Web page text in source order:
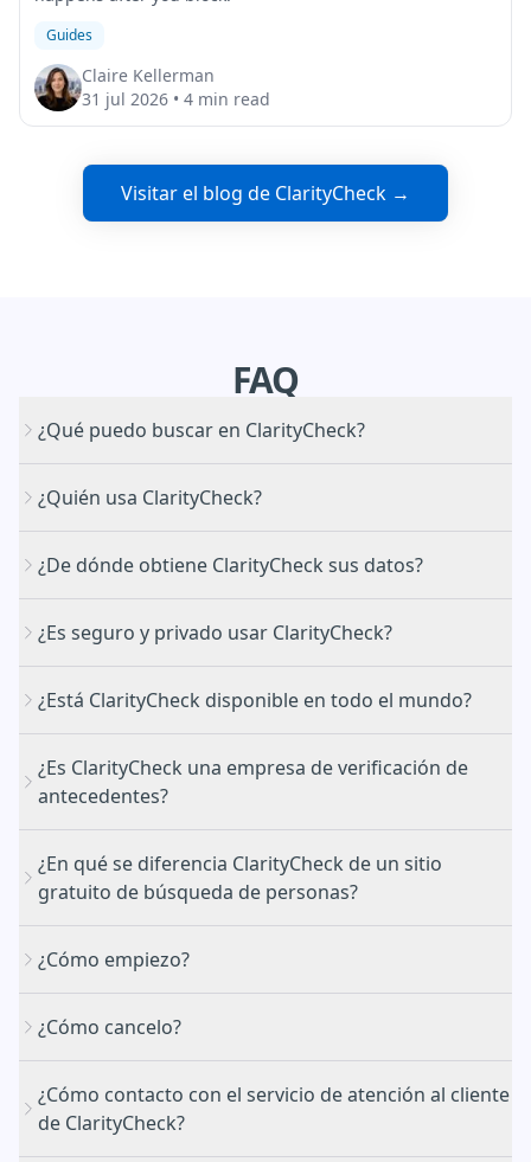
Guides
Claire Kellerman
31 jul 2026 • 4 min read
Visitar el blog de ClarityCheck →
FAQ
¿Qué puedo buscar en ClarityCheck?
¿Quién usa ClarityCheck?
¿De dónde obtiene ClarityCheck sus datos?
¿Es seguro y privado usar ClarityCheck?
¿Está ClarityCheck disponible en todo el mundo?
¿Es ClarityCheck una empresa de verificación de
antecedentes?
¿En qué se diferencia ClarityCheck de un sitio
gratuito de búsqueda de personas?
¿Cómo empiezo?
¿Cómo cancelo?
¿Cómo contacto con el servicio de atención al cliente
de ClarityCheck?